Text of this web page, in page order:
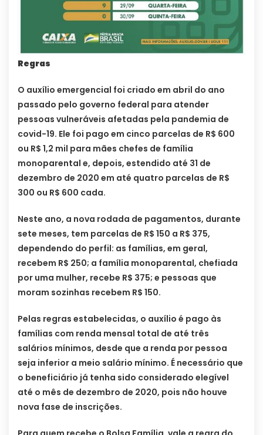
Regras
O auxílio emergencial foi criado em abril do ano
passado pelo governo federal para atender
pessoas vulneráveis afetadas pela pandemia de
covid-19. Ele foi pago em cinco parcelas de R$ 600
ou R$ 1,2 mil para mães chefes de família
monoparental e, depois, estendido até 31 de
dezembro de 2020 em até quatro parcelas de R$
300 ou R$ 600 cada.
Neste ano, a nova rodada de pagamentos, durante
sete meses, tem parcelas de R$ 150 a R$ 375,
dependendo do perfil: as famílias, em geral,
recebem R$ 250; a família monoparental, chefiada
por uma mulher, recebe R$ 375; e pessoas que
moram sozinhas recebem R$ 150.
Pelas regras estabelecidas, o auxílio é pago às
famílias com renda mensal total de até três
salários mínimos, desde que a renda por pessoa
seja inferior a meio salário mínimo. É necessário que
o beneficiário já tenha sido considerado elegível
até o mês de dezembro de 2020, pois não houve
nova fase de inscrições.